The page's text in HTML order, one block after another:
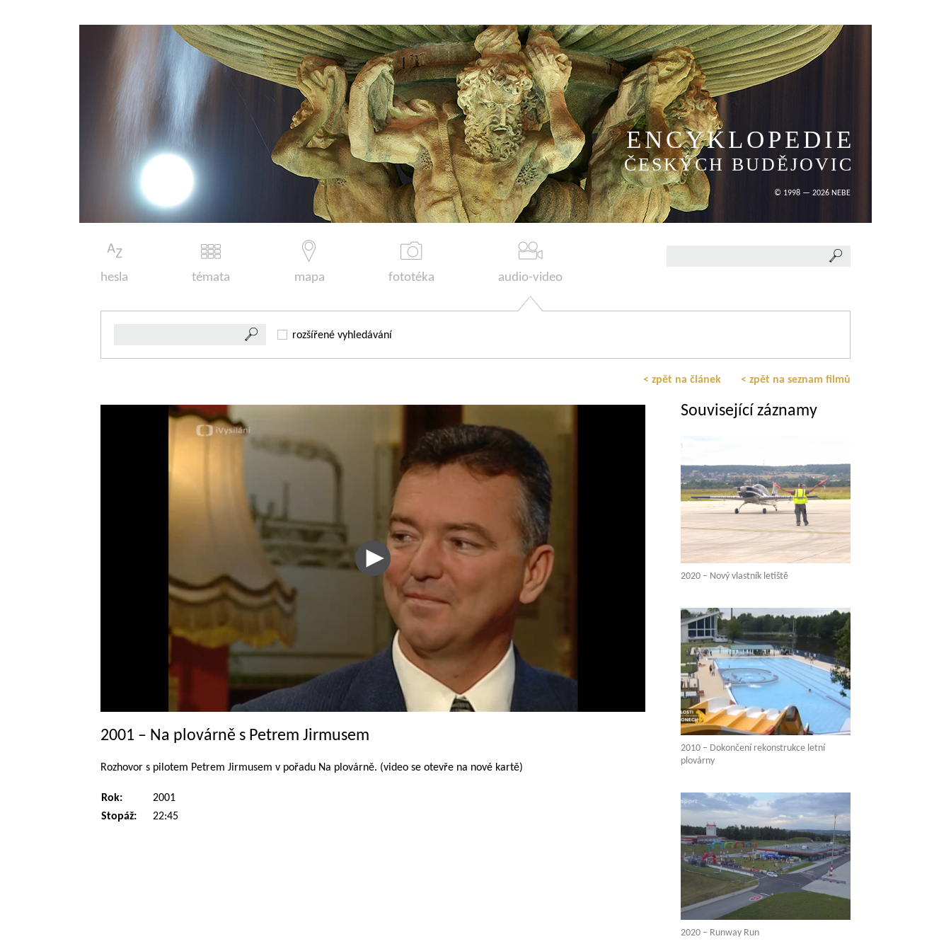
ENCYKLOPEDIE
ČESKÝCH BUDĚJOVIC
© 1998 — 2026 NEBE
hesla témata mapa fototéka audio-video
rozšířené vyhledávání
< zpět na článek < zpět na seznam filmů
2001 – Na plovárně s Petrem Jirmusem
Rozhovor s pilotem Petrem Jirmusem v pořadu Na plovárně. (video se otevře na nové kartě)
Rok:
2001
Stopáž:
22:45
Související záznamy
2020 – Nový vlastník letiště
2010 – Dokončení rekonstrukce letní
plovárny
2020 – Runway Run